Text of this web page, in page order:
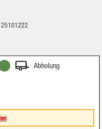
25101222
Abholung